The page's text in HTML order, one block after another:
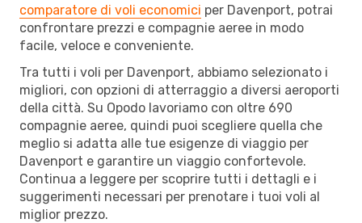
comparatore di voli economici per Davenport, potrai
confrontare prezzi e compagnie aeree in modo
facile, veloce e conveniente.
Tra tutti i voli per Davenport, abbiamo selezionato i
migliori, con opzioni di atterraggio a diversi aeroporti
della città. Su Opodo lavoriamo con oltre 690
compagnie aeree, quindi puoi scegliere quella che
meglio si adatta alle tue esigenze di viaggio per
Davenport e garantire un viaggio confortevole.
Continua a leggere per scoprire tutti i dettagli e i
suggerimenti necessari per prenotare i tuoi voli al
miglior prezzo.